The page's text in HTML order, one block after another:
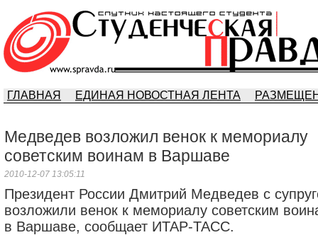
ГЛАВНАЯ ЕДИНАЯ НОВОСТНАЯ ЛЕНТА
Медведев возложил венок к мемориалу
советским воинам в Варшаве
2010-12-07 13:05:11
Президент России Дмитрий Медведев с
возложили венок к мемориалу советским
в Варшаве, сообщает ИТАР-ТАСС.